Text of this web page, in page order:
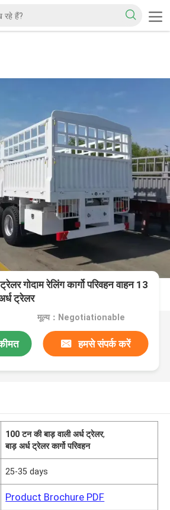
गोदाम रेलिंग कार्गो परिवहन वाहन 13
ट्रेलर
मूल्य：Negotiationable
हमसे संपर्क करें
100 टन की बाड़ वाली अर्ध ट्रेलर,
बाड़ अर्ध ट्रेलर कार्गो परिवहन
25-35 days
Product Brochure PDF